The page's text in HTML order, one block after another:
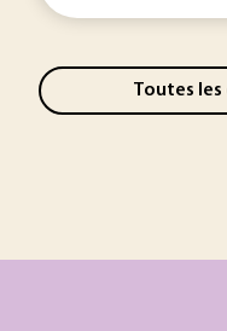
Toutes